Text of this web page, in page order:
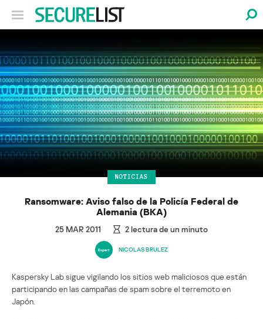
NOTICIAS
Ransomware: Aviso falso de la Policía Federal de
Alemania (BKA)
25 MAR 2011 2lectura de un minuto
NICOLAS BRULEZ
Kaspersky Lab sigue vigilando los sitios web maliciosos que están
participando en las campañas de spam sobre el terremoto en
Japón.